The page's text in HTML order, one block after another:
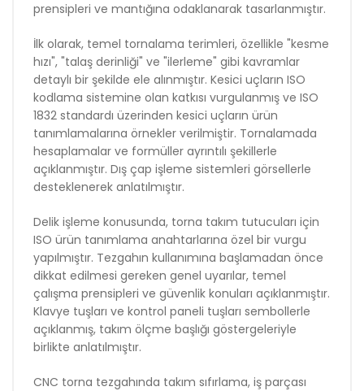
prensipleri ve mantığına odaklanarak tasarlanmıştır.
İlk olarak, temel tornalama terimleri, özellikle "kesme
hızı", "talaş derinliği" ve "ilerleme" gibi kavramlar
detaylı bir şekilde ele alınmıştır. Kesici uçların ISO
kodlama sistemine olan katkısı vurgulanmış ve ISO
1832 standardı üzerinden kesici uçların ürün
tanımlamalarına örnekler verilmiştir. Tornalamada
hesaplamalar ve formüller ayrıntılı şekillerle
açıklanmıştır. Dış çap işleme sistemleri görsellerle
desteklenerek anlatılmıştır.
Delik işleme konusunda, torna takım tutucuları için
ISO ürün tanımlama anahtarlarına özel bir vurgu
yapılmıştır. Tezgahın kullanımına başlamadan önce
dikkat edilmesi gereken genel uyarılar, temel
çalışma prensipleri ve güvenlik konuları açıklanmıştır.
Klavye tuşları ve kontrol paneli tuşları sembollerle
açıklanmış, takım ölçme başlığı göstergeleriyle
birlikte anlatılmıştır.
CNC torna tezgahında takım sıfırlama, iş parçası